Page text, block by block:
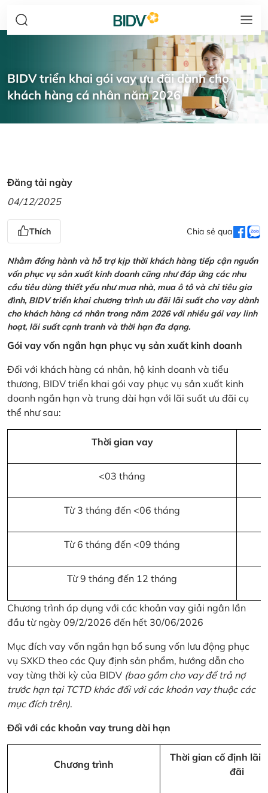
BIDV triển khai gói vay ưu đãi dành cho
khách hàng cá nhân năm 2026
Đăng tải ngày
04/12/2025
Thích Chia sẻ qua
Nhằm đồng hành và hỗ trợ kịp thời khách hàng tiếp cận nguồn
vốn phục vụ sản xuất kinh doanh cũng như đáp ứng các nhu
cầu tiêu dùng thiết yếu như mua nhà, mua ô tô và chi tiêu gia
đình, BIDV triển khai chương trình ưu đãi lãi suất cho vay dành
cho khách hàng cá nhân trong năm 2026 với nhiều gói vay linh
hoạt, lãi suất cạnh tranh và thời hạn đa dạng.
Gói vay vốn ngắn hạn phục vụ sản xuất kinh doanh
Đối với khách hàng cá nhân, hộ kinh doanh và tiểu
thương, BIDV triển khai gói vay phục vụ sản xuất kinh
doanh ngắn hạn và trung dài hạn với lãi suất ưu đãi cụ
thể như sau:
Thời gian vay
<03 tháng
Từ 3 tháng đến <06 tháng
Từ 6 tháng đến <09 tháng
Từ 9 tháng đến 12 tháng
Chương trình áp dụng với các khoản vay giải ngân lần
đầu từ ngày 09/2/2026 đến hết 30/06/2026
Mục đích vay vốn ngắn hạn bổ sung vốn lưu động phục
vụ SXKD theo các Quy định sản phẩm, hướng dẫn cho
vay từng thời kỳ của BIDV (bao gồm cho vay để trả nợ
trước hạn tại TCTD khác đối với các khoản vay thuộc các
mục đích trên).
Đối với các khoản vay trung dài hạn
Chương trình
Thời gian cố định lãi
đãi